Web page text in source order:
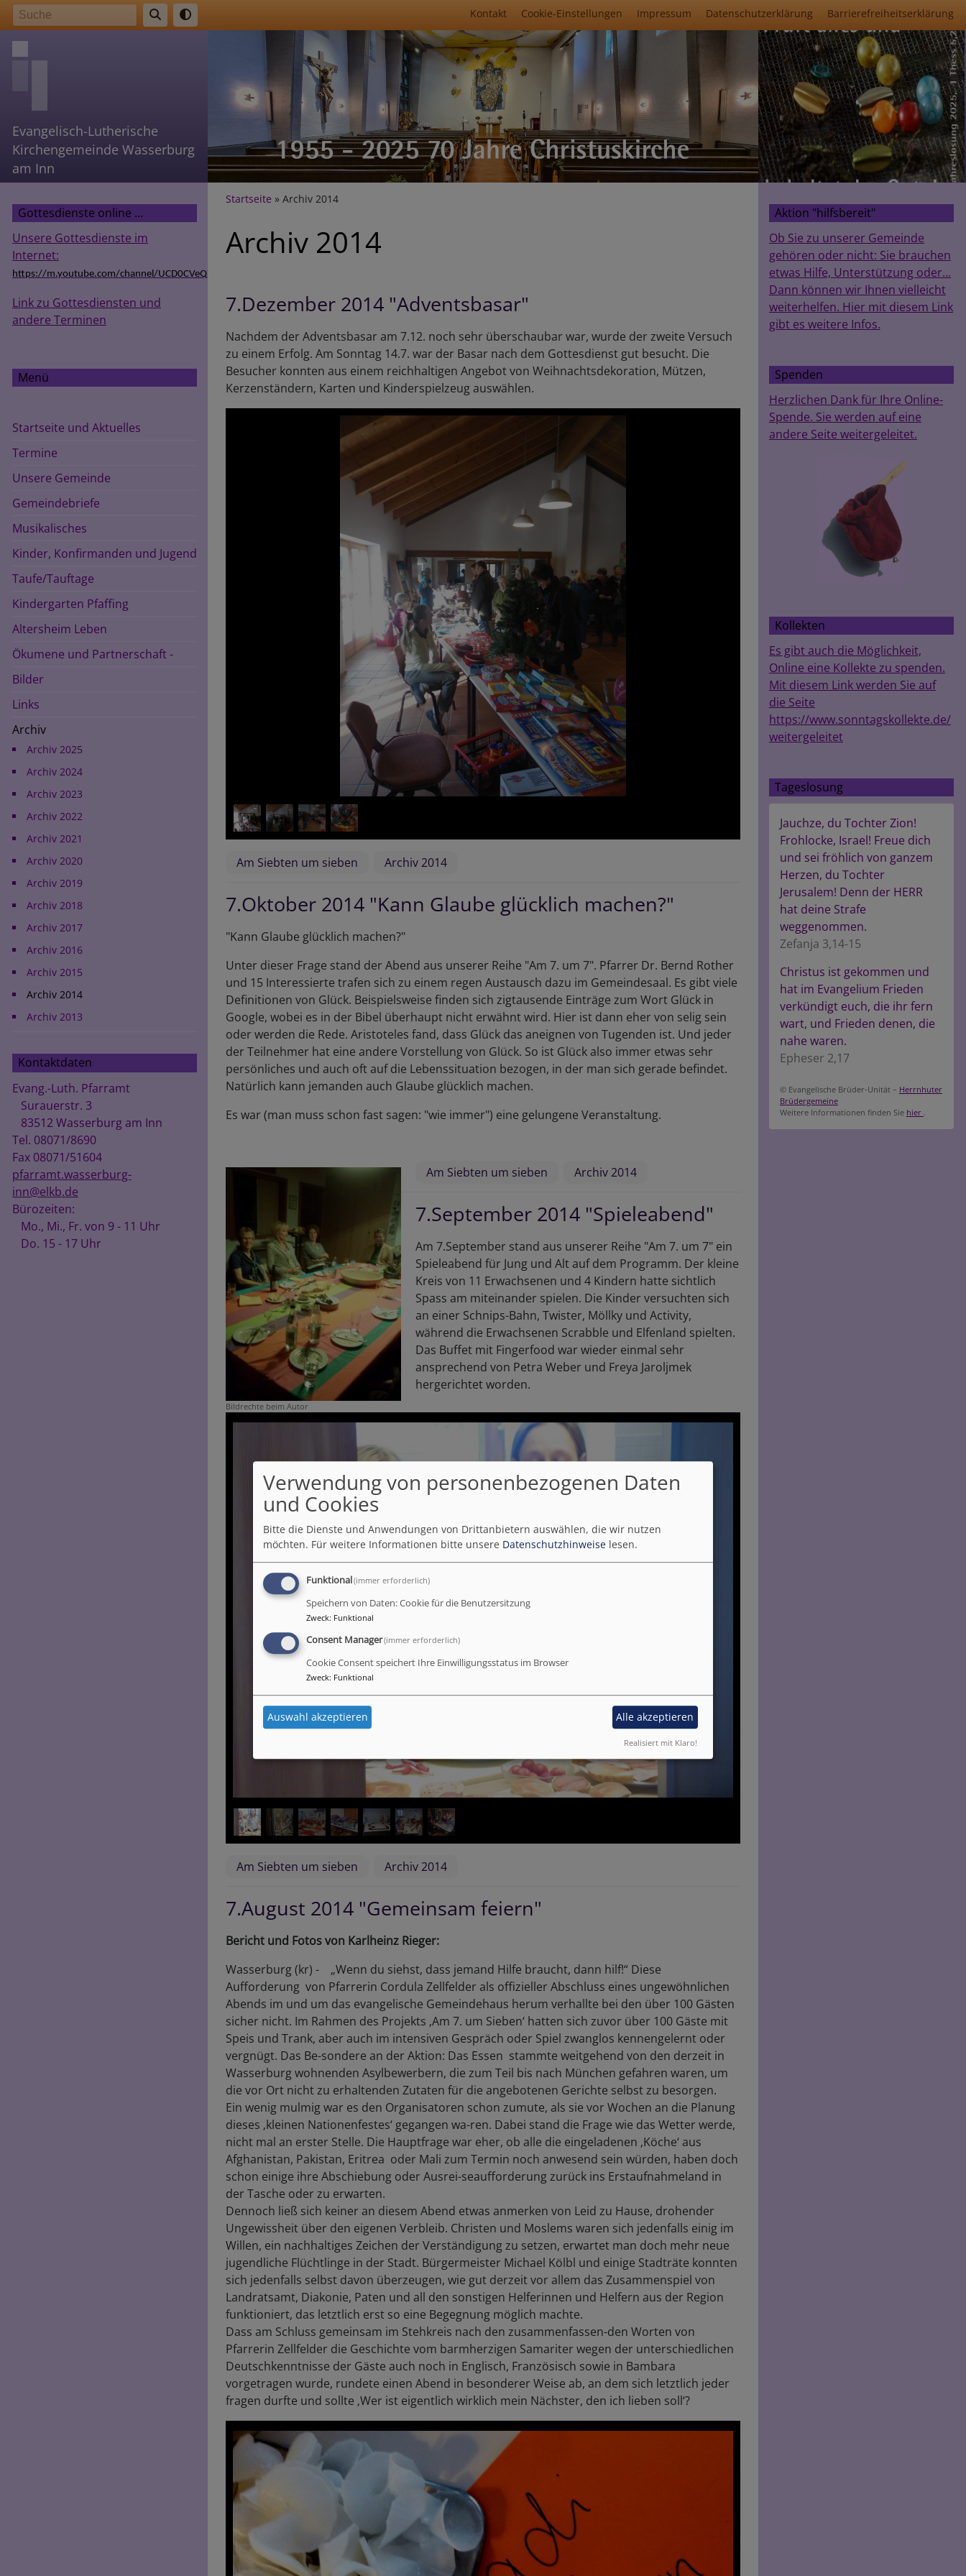
Direkt
zum
Inhalt
Fußbereichsmenü
Kontakt Cookie-Einstellungen Impressum Datenschutzerklärung Barrierefreiheitserklärung
Evangelisch-Lutherische
Kirchengemeinde Wasserburg
am Inn
Gottesdienste online ...
Unsere Gottesdienste im
Internet:
https://m.youtube.com/channel/UCD0CVeQZSg9hODT9EIzv24Q
Link zu Gottesdiensten und
andere Terminen
Menü
Hauptnavigation
Startseite und Aktuelles
Termine
Unsere Gemeinde
Gemeindebriefe
Musikalisches
Kinder, Konfirmanden und Jugend
Taufe/Tauftage
Kindergarten Pfaffing
Altersheim Leben
Ökumene und Partnerschaft -
Bilder
Links
Archiv
Archiv 2025
Archiv 2024
Archiv 2023
Archiv 2022
Archiv 2021
Archiv 2020
Archiv 2019
Archiv 2018
Archiv 2017
Archiv 2016
Archiv 2015
Archiv 2014
Archiv 2013
Kontaktdaten
Evang.-Luth. Pfarramt
Surauerstr. 3
83512 Wasserburg am Inn
Tel. 08071/8690
Fax 08071/51604
pfarramt.wasserburg-
inn@elkb.de
Bürozeiten:
Mo., Mi., Fr. von 9 - 11 Uhr
Do. 15 - 17 Uhr
Breadcrumb
Startseite Archiv 2014
Archiv 2014
7.Dezember 2014 "Adventsbasar"
Nachdem der Adventsbasar am 7.12. noch sehr überschaubar war, wurde der zweite Versuch
zu einem Erfolg. Am Sonntag 14.7. war der Basar nach dem Gottesdienst gut besucht. Die
Besucher konnten aus einem reichhaltigen Angebot von Weihnachtsdekoration, Mützen,
Kerzenständern, Karten und Kinderspielzeug auswählen.
Am Siebten um sieben Archiv 2014
7.Oktober 2014 "Kann Glaube glücklich machen?"
"Kann Glaube glücklich machen?"
Unter dieser Frage stand der Abend aus unserer Reihe "Am 7. um 7". Pfarrer Dr. Bernd Rother
und 15 Interessierte trafen sich zu einem regen Austausch dazu im Gemeindesaal. Es gibt viele
Definitionen von Glück. Beispielsweise finden sich zigtausende Einträge zum Wort Glück in
Google, wobei es in der Bibel überhaupt nicht erwähnt wird. Hier ist dann eher von selig sein
oder werden die Rede. Aristoteles fand, dass Glück das aneignen von Tugenden ist. Und jeder
der Teilnehmer hat eine andere Vorstellung von Glück. So ist Glück also immer etwas sehr
persönliches und auch oft auf die Lebenssituation bezogen, in der man sich gerade befindet.
Natürlich kann jemanden auch Glaube glücklich machen.
Es war (man muss schon fast sagen: "wie immer") eine gelungene Veranstaltung.
Bildrechte beim Autor
Am Siebten um sieben Archiv 2014
7.September 2014 "Spieleabend"
Am 7.September stand aus unserer Reihe "Am 7. um 7" ein
Spieleabend für Jung und Alt auf dem Programm. Der kleine
Kreis von 11 Erwachsenen und 4 Kindern hatte sichtlich
Spass am miteinander spielen. Die Kinder versuchten sich
an einer Schnips-Bahn, Twister, Möllky und Activity,
während die Erwachsenen Scrabble und Elfenland spielten.
Das Buffet mit Fingerfood war wieder einmal sehr
ansprechend von Petra Weber und Freya Jaroljmek
hergerichtet worden.
Am Siebten um sieben Archiv 2014
7.August 2014 "Gemeinsam feiern"
Bericht und Fotos von Karlheinz Rieger:
Wasserburg (kr) - „Wenn du siehst, dass jemand Hilfe braucht, dann hilf!“ Diese
Aufforderung von Pfarrerin Cordula Zellfelder als offizieller Abschluss eines ungewöhnlichen
Abends im und um das evangelische Gemeindehaus herum verhallte bei den über 100 Gästen
sicher nicht. Im Rahmen des Projekts ‚Am 7. um Sieben‘ hatten sich zuvor über 100 Gäste mit
Speis und Trank, aber auch im intensiven Gespräch oder Spiel zwanglos kennengelernt oder
vergnügt. Das Be-sondere an der Aktion: Das Essen stammte weitgehend von den derzeit in
Wasserburg wohnenden Asylbewerbern, die zum Teil bis nach München gefahren waren, um
die vor Ort nicht zu erhaltenden Zutaten für die angebotenen Gerichte selbst zu besorgen.
Ein wenig mulmig war es den Organisatoren schon zumute, als sie vor Wochen an die Planung
dieses ‚kleinen Nationenfestes‘ gegangen wa-ren. Dabei stand die Frage wie das Wetter werde,
nicht mal an erster Stelle. Die Hauptfrage war eher, ob alle die eingeladenen ‚Köche‘ aus
Afghanistan, Pakistan, Eritrea oder Mali zum Termin noch anwesend sein würden, haben doch
schon einige ihre Abschiebung oder Ausrei-seaufforderung zurück ins Erstaufnahmeland in
der Tasche oder zu erwarten.
Dennoch ließ sich keiner an diesem Abend etwas anmerken von Leid zu Hause, drohender
Ungewissheit über den eigenen Verbleib. Christen und Moslems waren sich jedenfalls einig im
Willen, ein nachhaltiges Zeichen der Verständigung zu setzen, erwartet man doch mehr neue
jugendliche Flüchtlinge in der Stadt. Bürgermeister Michael Kölbl und einige Stadträte konnten
sich jedenfalls selbst davon überzeugen, wie gut derzeit vor allem das Zusammenspiel von
Landratsamt, Diakonie, Paten und all den sonstigen Helferinnen und Helfern aus der Region
funktioniert, das letztlich erst so eine Begegnung möglich machte.
Dass am Schluss gemeinsam im Stehkreis nach den zusammenfassen-den Worten von
Pfarrerin Zellfelder die Geschichte vom barmherzigen Samariter wegen der unterschiedlichen
Deutschkenntnisse der Gäste auch noch in Englisch, Französisch sowie in Bambara
vorgetragen wurde, rundete einen Abend in besonderer Weise ab, an dem sich letztlich jeder
fragen durfte und sollte ‚Wer ist eigentlich wirklich mein Nächster, den ich lieben soll‘?
Aktion "hilfsbereit"
Ob Sie zu unserer Gemeinde
gehören oder nicht: Sie brauchen
etwas Hilfe, Unterstützung oder...
Dann können wir Ihnen vielleicht
weiterhelfen. Hier mit diesem Link
gibt es weitere Infos.
Spenden
Herzlichen Dank für Ihre Online-
Spende. Sie werden auf eine
andere Seite weitergeleitet.
Kollekten
Es gibt auch die Möglichkeit,
Online eine Kollekte zu spenden.
Mit diesem Link werden Sie auf
die Seite
https://www.sonntagskollekte.de/
weitergeleitet
Tageslosung
Jauchze, du Tochter Zion!
Frohlocke, Israel! Freue dich
und sei fröhlich von ganzem
Herzen, du Tochter
Jerusalem! Denn der HERR
hat deine Strafe
weggenommen.
Zefanja 3,14-15
Christus ist gekommen und
hat im Evangelium Frieden
verkündigt euch, die ihr fern
wart, und Frieden denen, die
nahe waren.
Epheser 2,17
© Evangelische Brüder-Unität – Herrnhuter
Brüdergemeine
Weitere Informationen finden Sie hier .
Verwendung von personenbezogenen Daten
und Cookies
Bitte die Dienste und Anwendungen von Drittanbietern auswählen, die wir nutzen
möchten. Für weitere Informationen bitte unsere Datenschutzhinweise lesen.
Funktional(immer erforderlich)
Speichern von Daten: Cookie für die Benutzersitzung
Zweck: Funktional
Consent Manager(immer erforderlich)
Cookie Consent speichert Ihre Einwilligungsstatus im Browser
Zweck: Funktional
Auswahl akzeptieren Alle akzeptieren
Realisiert mit Klaro!